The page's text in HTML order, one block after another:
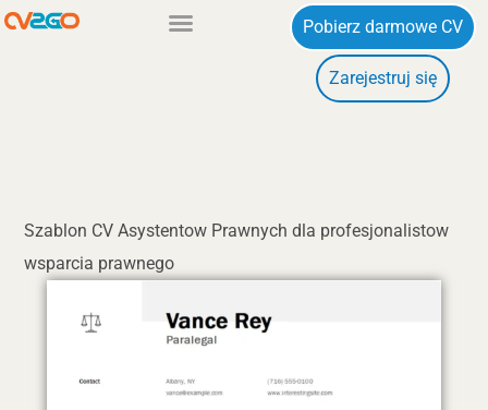
Przejdź
Pobierz darmowe CV
Zarejestruj się
Szablon CV Asystentow Prawnych dla profesjonalistow
wsparcia prawnego